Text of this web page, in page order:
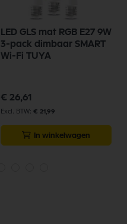
LED GLS mat RGB E27 9W
3-pack dimbaar SMART
Wi-Fi TUYA
€ 26,61
€ 21,99
In winkelwagen